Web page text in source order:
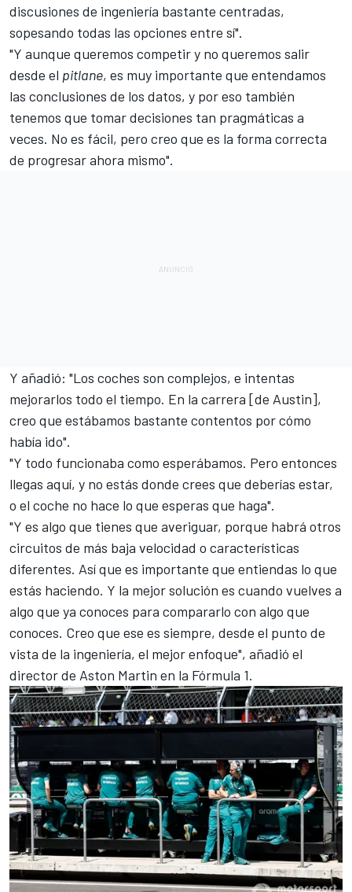
discusiones de ingeniería bastante centradas,
sopesando todas las opciones entre sí".
"Y aunque queremos competir y no queremos salir
desde el pitlane, es muy importante que entendamos
las conclusiones de los datos, y por eso también
tenemos que tomar decisiones tan pragmáticas a
veces. No es fácil, pero creo que es la forma correcta
de progresar ahora mismo".
Y añadió: "Los coches son complejos, e intentas
mejorarlos todo el tiempo. En la carrera [de Austin],
creo que estábamos bastante contentos por cómo
había ido".
"Y todo funcionaba como esperábamos. Pero entonces
llegas aquí, y no estás donde crees que deberías estar,
o el coche no hace lo que esperas que haga".
"Y es algo que tienes que averiguar, porque habrá otros
circuitos de más baja velocidad o características
diferentes. Así que es importante que entiendas lo que
estás haciendo. Y la mejor solución es cuando vuelves a
algo que ya conoces para compararlo con algo que
conoces. Creo que ese es siempre, desde el punto de
vista de la ingeniería, el mejor enfoque", añadió el
director de Aston Martin en la Fórmula 1.